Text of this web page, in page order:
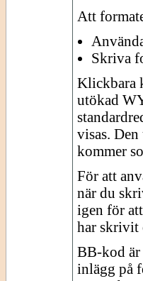
Att
Skriva
Klickbara
utökad
visas.
kommer
För att
när du
igen för
har skrivit
BB-kod är
inlägg på